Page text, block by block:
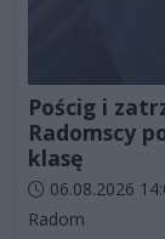
Pościg i
Radomscy
klasę
Data dodania
06.08.2026
Kategorie artykułu:
Radom